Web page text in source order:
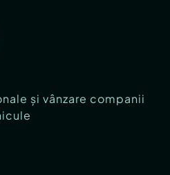
și vânzare companii